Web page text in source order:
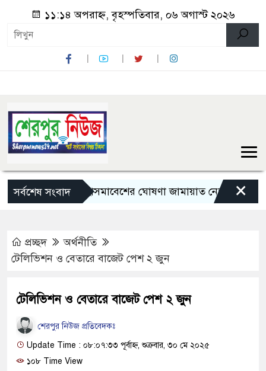
১১:১৪ অপরাহ্ন, বৃহস্পতিবার, ০৬ অগাস্ট ২০২৬
সর্বশেষ সংবাদ
লংমার্চ ও মহাসমাবেশের ঘোষণা জামায়াত নেতৃত্বাধীন ১১ দলের
×
প্রচ্ছদ
অর্থনীতি
টেলিভিশন ও বেতারে বাজেট পেশ ২ জুন
টেলিভিশন ও বেতারে বাজেট পেশ ২ জুন
শেরপুর নিউজ প্রতিবেদকঃ
Update Time : ০৮:০৭:৩৩ পূর্বাহ্ন, শুক্রবার, ৩০ মে ২০২৫
১০৮ Time View